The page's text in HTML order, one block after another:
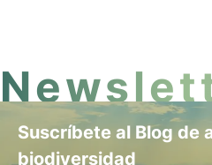
Suscríbete al Blog de
biodiversidad